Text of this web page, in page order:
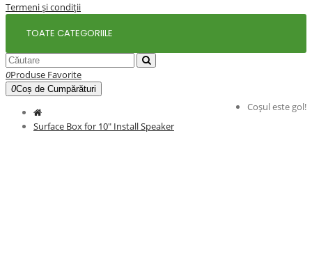
Termeni și condiții
TOATE CATEGORIILE
0Produse Favorite
0Coș de Cumpărături
Coșul este gol!
Surface Box for 10" Install Speaker